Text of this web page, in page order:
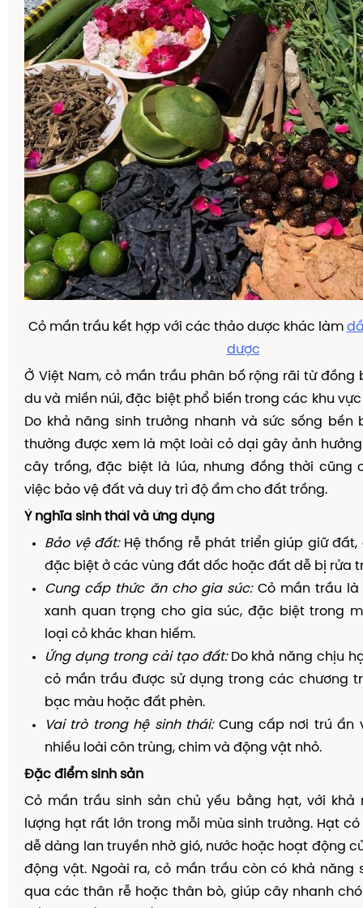
Cỏ mần trầu kết hợp với các thảo dược khác làm
dược
Ở Việt Nam, cỏ mần trầu phân bố rộng rãi từ đồng
du và miền núi, đặc biệt phổ biến trong các khu
Do khả năng sinh trưởng nhanh và sức sống bền
thường được xem là một loài cỏ dại gây ảnh
cây trồng, đặc biệt là lúa, nhưng đồng thời cũng
việc bảo vệ đất và duy trì độ ẩm cho đất trồng.
Ý nghĩa sinh thái và ứng dụng
Bảo vệ đất:Hệ thống rễ phát triển giúp giữ đất,
đặc biệt ở các vùng đất dốc hoặc đất dễ bị rửa
Cung cấp thức ăn cho gia súc:Cỏ mần trầu là
xanh quan trọng cho gia súc, đặc biệt trong
loại cỏ khác khan hiếm.
Ứng dụng trong cải tạo đất:Do khả năng chịu
cỏ mần trầu được sử dụng trong các chương
bạc màu hoặc đất phèn.
Vai trò trong hệ sinh thái:Cung cấp nơi trú ẩn
nhiều loài côn trùng, chim và động vật nhỏ.
Đặc điểm sinh sản
Cỏ mần trầu sinh sản chủ yếu bằng hạt, với khả
lượng hạt rất lớn trong mỗi mùa sinh trưởng. Hạt
dễ dàng lan truyền nhờ gió, nước hoặc hoạt động
động vật. Ngoài ra, cỏ mần trầu còn có khả năng
qua các thân rễ hoặc thân bò, giúp cây nhanh